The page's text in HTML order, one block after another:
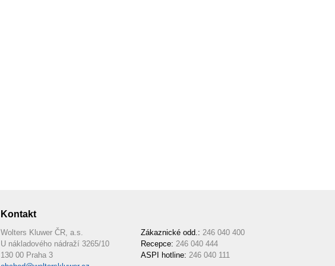
Kontakt
Wolters Kluwer ČR, a.s.
U nákladového nádraží 3265/10
130 00 Praha 3
Zákaznické odd.: 246 040 400
Recepce: 246 040 444
ASPI hotline: 246 040 111